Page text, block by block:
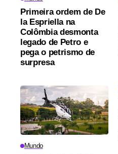
Primeira ordem de De
la Espriella na
Colômbia desmonta
legado de Petro e
pega o petrismo de
surpresa
Mundo